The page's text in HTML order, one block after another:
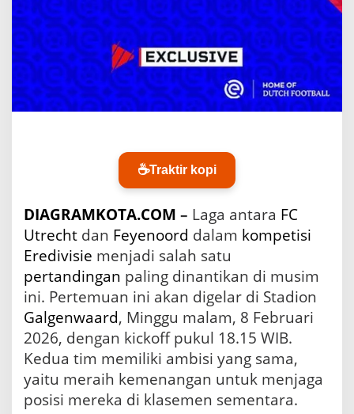
v
s
F
e
e
n
r
d
☕
DIAGRAMKOTA.COM – Laga antara FC
Utrecht dan Feyenoord dalam kompetisi
Eredivisie
pertandingan paling dinantikan di musim
Galgenwaard, Minggu malam, 8 Februari
2026, dengan kickoff pukul 18.15 WIB.
Kedua tim memiliki ambisi yang sama,
yaitu meraih kemenangan untuk menjaga
posisi mereka di klasemen sementara.